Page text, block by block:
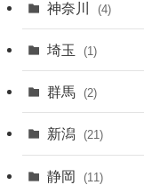
神奈川 (4)
埼玉 (1)
群馬 (2)
新潟 (21)
静岡 (11)